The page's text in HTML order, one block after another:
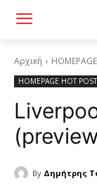
Αρχική
HOMEPAGE HOT
By Δημήτρης